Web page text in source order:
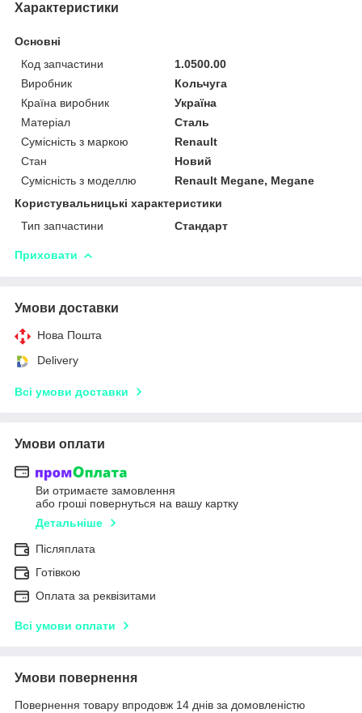
Характеристики
Основні
Код запчастини
1.0500.00
Виробник
Кольчуга
Країна виробник
Україна
Матеріал
Сталь
Сумісність з маркою
Renault
Стан
Новий
Сумісність з моделлю
Renault Megane, Megane
Користувальницькі характеристики
Тип запчастини
Стандарт
Приховати
Умови доставки
Нова Пошта
Delivery
Всі умови доставки
Умови оплати
Ви отримаєте замовлення
або гроші повернуться на вашу картку
Детальніше
Післяплата
Готівкою
Оплата за реквізитами
Всі умови оплати
Умови повернення
Повернення товару впродовж 14 днів за домовленістю